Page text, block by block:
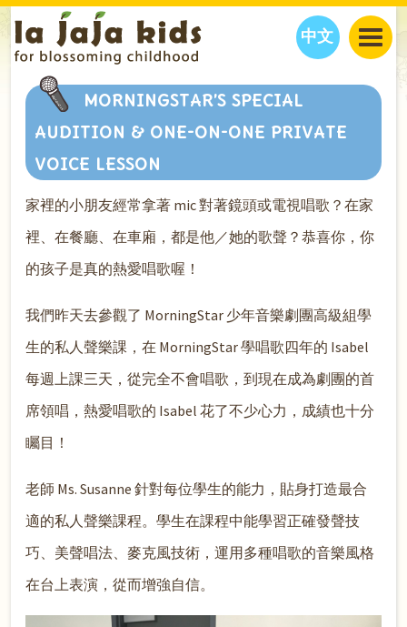
中文
JAJA’S WORLD
BLOG
INTERVIEWS
CALENDAR
THINGS TO DO
JAJA’S PICKS
EDUCATION
ABOUT
OUR STORY
SHOP NOW
MORNINGSTAR’S SPECIAL
AUDITION & ONE-ON-ONE PRIVATE
VOICE LESSON
家裡的小朋友經常拿著 mic 對著鏡頭或電視唱歌？在家
裡、在餐廳、在車廂，都是他／她的歌聲？恭喜你，你
的孩子是真的熱愛唱歌喔！
我們昨天去參觀了 MorningStar 少年音樂劇團高級組學
生的私人聲樂課，在 MorningStar 學唱歌四年的 Isabel
每週上課三天，從完全不會唱歌，到現在成為劇團的首
席領唱，熱愛唱歌的 Isabel 花了不少心力，成績也十分
矚目！
老師 Ms. Susanne 針對每位學生的能力，貼身打造最合
適的私人聲樂課程。學生在課程中能學習正確發聲技
巧、美聲唱法、麥克風技術，運用多種唱歌的音樂風格
在台上表演，從而增強自信。